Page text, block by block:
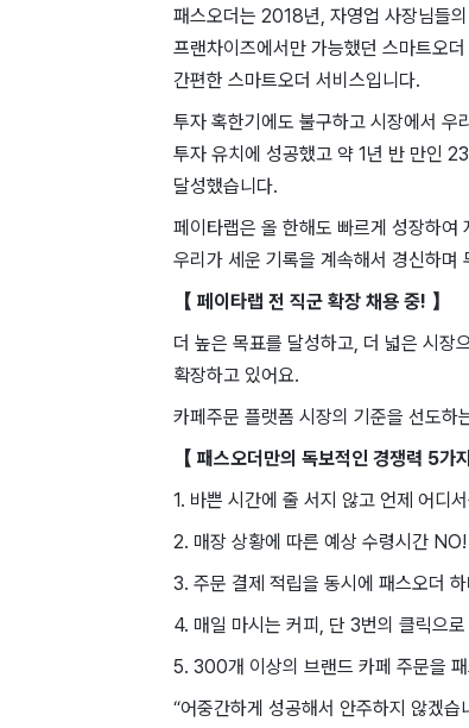
패스오더는 2018년, 자영업 사장님들
프랜차이즈에서만 가능했던 스마트오
간편한 스마트오더 서비스입니다.
투자 혹한기에도 불구하고 시장에서
투자 유치에 성공했고 약 1년 반 만인
달성했습니다.
페이타랩은 올 한해도 빠르게 성장하여
우리가 세운 기록을 계속해서 경신하며
【 페이타랩 전 직군 확장 채용 중! 】
더 높은 목표를 달성하고, 더 넓은 시장
확장하고 있어요.
카페주문 플랫폼 시장의 기준을 선도하
【 패스오더만의 독보적인 경쟁력 5가
1. 바쁜 시간에 줄 서지 않고 언제 어디
2. 매장 상황에 따른 예상 수령시간
3. 주문 결제 적립을 동시에 패스오더
4. 매일 마시는 커피, 단 3번의 클릭으
5. 300개 이상의 브랜드 카페 주문을
“어중간하게 성공해서 안주하지 않겠